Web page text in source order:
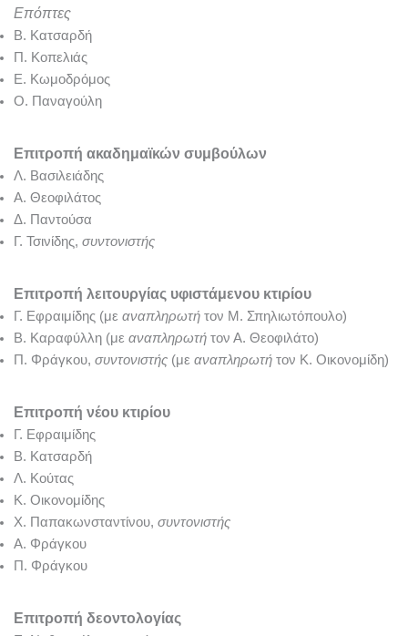
Επόπτες
Β. Κατσαρδή
Π. Κοπελιάς
Ε. Κωμοδρόμος
Ο. Παναγούλη
Επιτροπή ακαδημαϊκών συμβούλων
Λ. Βασιλειάδης
Α. Θεοφιλάτος
Δ. Παντούσα
Γ. Τσινίδης, συντονιστής
Επιτροπή λειτουργίας υφιστάμενου κτιρίου
Γ. Εφραιμίδης (με αναπληρωτή τον Μ. Σπηλιωτόπουλο)
Β. Καραφύλλη (με αναπληρωτή τον Α. Θεοφιλάτο)
Π. Φράγκου, συντονιστής (με αναπληρωτή τον Κ. Οικονομίδη)
Επιτροπή νέου κτιρίου
Γ. Εφραιμίδης
Β. Κατσαρδή
Λ. Κούτας
Κ. Οικονομίδης
Χ. Παπακωνσταντίνου, συντονιστής
Α. Φράγκου
Π. Φράγκου
Επιτροπή δεοντολογίας